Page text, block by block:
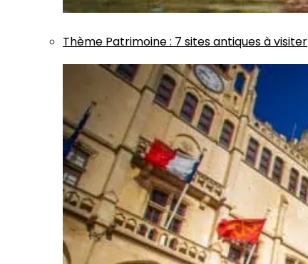
Thème Patrimoine: 7 sites antiques à visiter